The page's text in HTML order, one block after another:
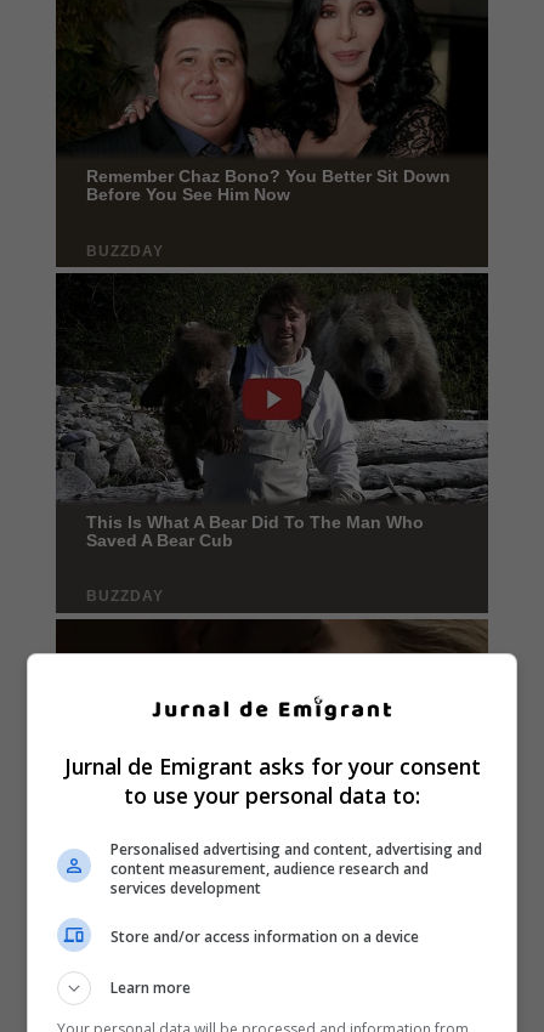
Jurnal de Emigrant asks for your consent
to use your personal data to:
Personalised advertising and content, advertising and
content measurement, audience research and
services development
Store and/or access information on a device
Learn more